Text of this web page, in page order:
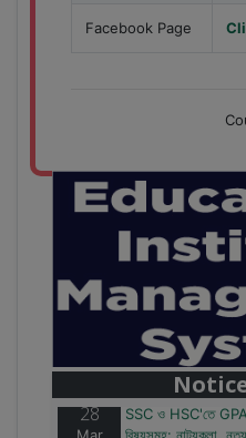
Facebook Page
বাজেটের মধ্যে প্রাইভেট
২০টির অধিক বিষয়, ৪
আবেদন লিংকঃ
28
Mar
SSC ও HSC'তে GPA
বিষয়সমূহ: নাট্যকলা,